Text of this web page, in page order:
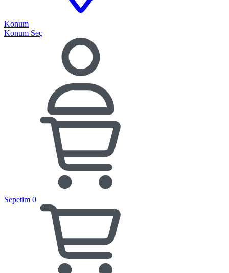
Konum
Konum Seç
Sepetim 0